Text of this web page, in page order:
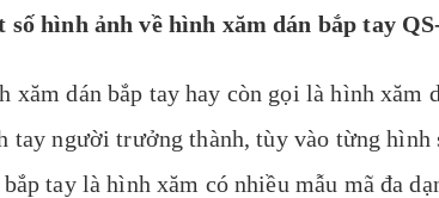
số hình ảnh về hình xăm dán bắp tay
xăm dán bắp tay hay còn gọi là hình
tay người trưởng thành, tùy vào từng hình
bắp tay là hình xăm có nhiều mẫu mã đa